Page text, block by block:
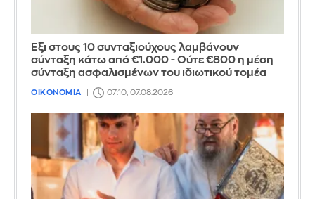
Έξι στους 10 συνταξιούχους λαμβάνουν
σύνταξη κάτω από €1.000 - Ούτε €800 η μέση
σύνταξη ασφαλισμένων του ιδιωτικού τομέα
ΟΙΚΟΝΟΜΙΑ 07:10, 07.08.2026